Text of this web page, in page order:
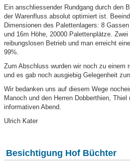
Ein anschliessender Rundgang durch den
der Warenfluss absolut optimiert ist.
Dimensionen des Palettenlagers: 8
und 16m Höhe, 20000 Palettenplätze.
reibungslosen Betrieb und man erreicht
99%.
Zum Abschluss wurden wir noch zu einem
und es gab noch ausgiebig Gelegenheit
Wir bedanken uns auf diesem Wege
Manoch und den Herren Dobberthien,
informativen Abend.
Ulrich Kater
Besichtigung Hof Büchter